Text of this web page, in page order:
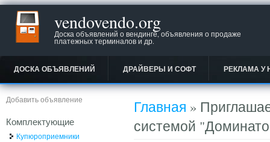
vendovendo.org
Доска объявлений о вендинге, объявления о продаже
платежных терминалов и др.
ДОСКА ОБЪЯВЛЕНИЙ ДРАЙВЕРЫ И СОФТ РЕКЛАМА У
Вы здесь
Главная »
системой
Добавить объявление
Комплектующие
Купюроприемники